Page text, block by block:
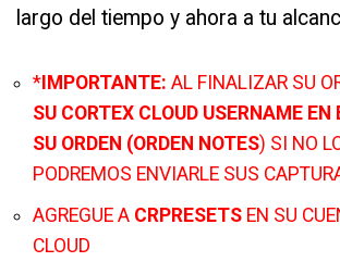
largo del tiempo y ahora a tu
* IMPORTANTE: AL FINALIZAR SU
SU CORTEX CLOUD USERNAME EN
SU ORDEN (ORDEN NOTES) SI NO
PODREMOS ENVIARLE SUS
AGREGUE A CRPRESETS EN SU
CLOUD